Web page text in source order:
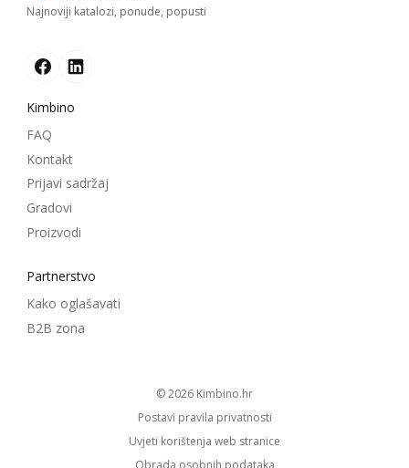
Najnoviji katalozi, ponude, popusti
Kimbino
FAQ
Kontakt
Prijavi sadržaj
Gradovi
Proizvodi
Partnerstvo
Kako oglašavati
B2B zona
© 2026
kimbino.hr
Postavi pravila privatnosti
Uvjeti korištenja web stranice